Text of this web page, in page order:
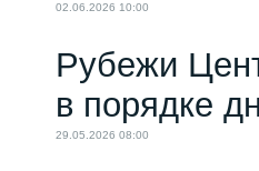
02.06.2026 10:00
Рубежи
в порядке
29.05.2026 08:00